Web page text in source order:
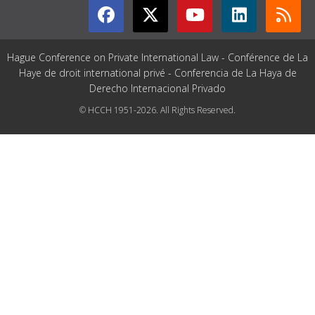
Hague Conference on Private International Law - Conférence de La
Haye de droit international privé - Conferencia de La Haya de
Derecho Internacional Privado
© HCCH 1951-2026. All Rights Reserved.